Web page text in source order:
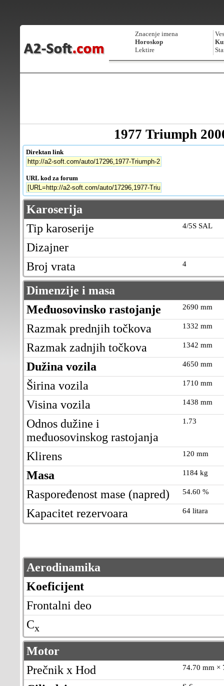
Znacenje imena
Horoskop
Lektire
1977 Triumph
Direktan link
URL kod za forum
Karoserija
4/5S SAL
Tip karoserije
Dizajner
4
Broj vrata
Dimenzije i masa
2690 mm
Međuosovinsko rastojanje
1332 mm
Razmak prednjih točkova
1342 mm
Razmak zadnjih točkova
4650 mm
Dužina vozila
1710 mm
Širina vozila
1438 mm
Visina vozila
1.73
Odnos dužine i
međuosovinskog rastojanja
120 mm
Klirens
1184 kg
Masa
54.60 %
Raspoređenost mase (napred)
64 litara
Kapacitet rezervoara
Aerodinamika
Koeficijent
Frontalni deo
Cx
Motor
74.70 mm ×
Prečnik x Hod